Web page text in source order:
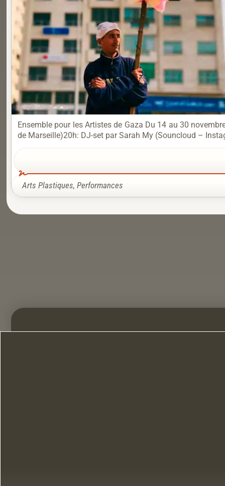
Ensemble pour les Artistes de Gaza Du 14 au 30
de Marseille)20h: DJ-set par Sarah My (Souncloud –
Arts Plastiques, Performances